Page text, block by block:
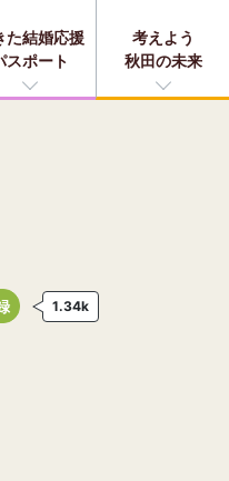
た結婚応援
スポート
考えよう
秋田の未来
1.34k